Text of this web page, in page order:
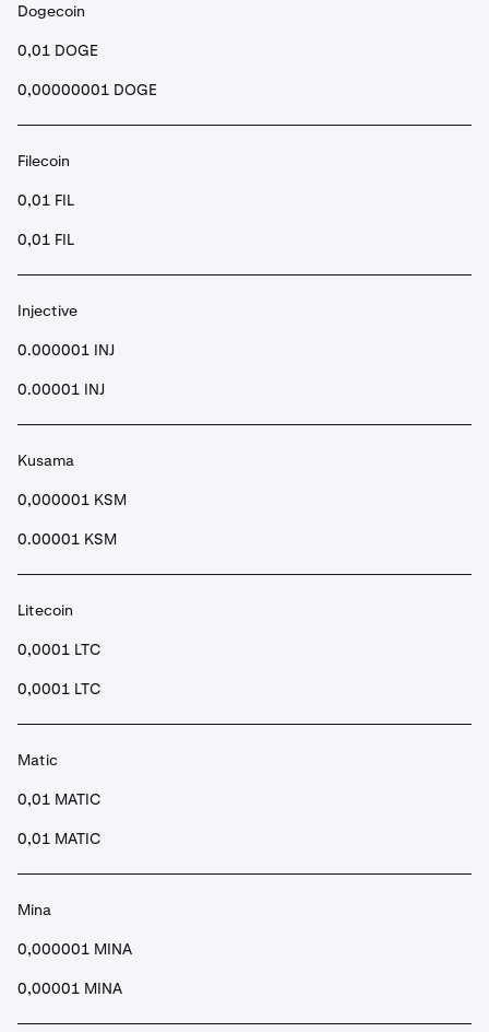
Dogecoin
0,01 DOGE
0,00000001 DOGE
Filecoin
0,01 FIL
0,01 FIL
Injective
0.000001 INJ
0.00001 INJ
Kusama
0,000001 KSM
0.00001 KSM
Litecoin
0,0001 LTC
0,0001 LTC
Matic
0,01 MATIC
0,01 MATIC
Mina
0,000001 MINA
0,00001 MINA